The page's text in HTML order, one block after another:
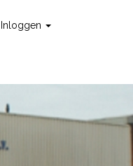
Inloggen